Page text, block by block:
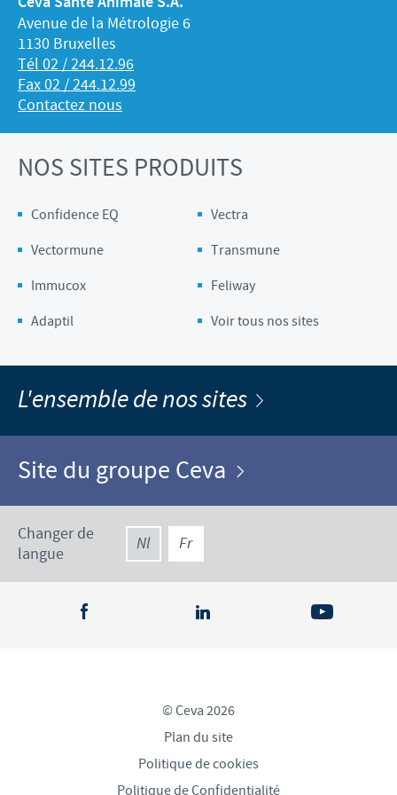
Avenue de la Métrologie 6
1130 Bruxelles
Tél 02 / 244.12.96
Fax 02 / 244.12.99
Contactez nous
NOS SITES PRODUITS
Confidence EQ
Vectra
Vectormune
Transmune
Immucox
Feliway
Adaptil
Voir tous nos sites
L'ensemble de nos sites
Site du groupe Ceva
Changer de
langue
Nl Fr
© Ceva 2026
Plan du site
Politique de cookies
Politique de Confidentialité